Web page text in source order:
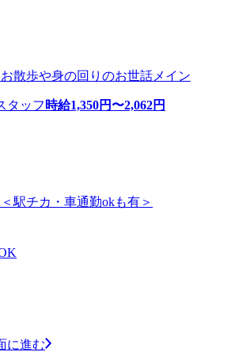
お散歩や身の回りのお世話メイン
タッフ 時給1,350円〜2,062円
駅チカ・車通勤okも有＞
に進む